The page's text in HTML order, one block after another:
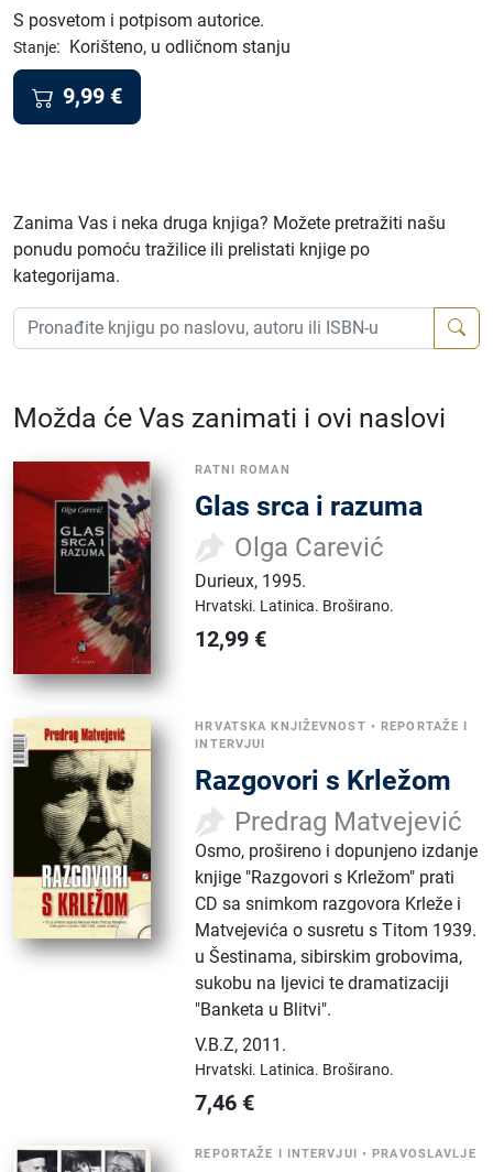
S posvetom i potpisom autorice.
Stanje: Korišteno, u odličnom stanju
9,99 €
Zanima Vas i neka druga knjiga? Možete pretražiti našu
ponudu pomoću tražilice ili prelistati knjige po
kategorijama.
Možda će Vas zanimati i ovi naslovi
RATNI ROMAN
Glas srca i razuma
Olga Carević
Durieux, 1995.
Hrvatski. Latinica. Broširano.
12,99 €
HRVATSKA KNJIŽEVNOST •REPORTAŽE I
INTERVJUI
Razgovori s Krležom
Predrag Matvejević
Osmo, prošireno i dopunjeno izdanje
knjige "Razgovori s Krležom" prati
CD sa snimkom razgovora Krleže i
Matvejevića o susretu s Titom 1939.
u Šestinama, sibirskim grobovima,
sukobu na ljevici te dramatizaciji
"Banketa u Blitvi".
V.B.Z,2011.
Hrvatski. Latinica. Broširano.
7,46 €
REPORTAŽE I INTERVJUI •PRAVOSLAVLJE